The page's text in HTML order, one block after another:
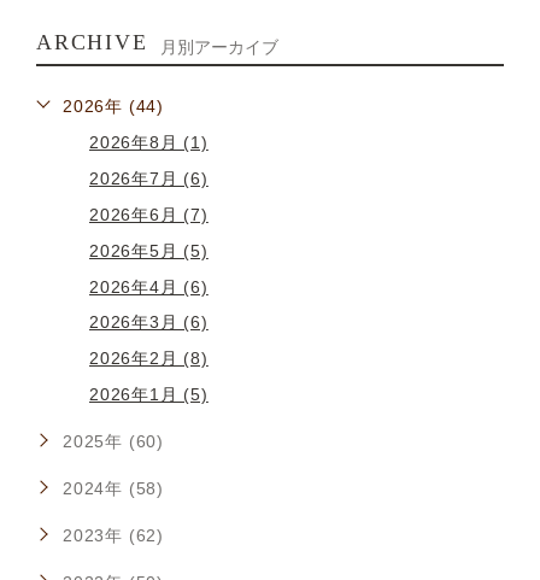
ARCHIVE 月別アーカイブ
2026年 (44)
2026年8月 (1)
2026年7月 (6)
2026年6月 (7)
2026年5月 (5)
2026年4月 (6)
2026年3月 (6)
2026年2月 (8)
2026年1月 (5)
2025年 (60)
2024年 (58)
2023年 (62)